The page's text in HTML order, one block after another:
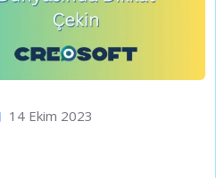
14 Ekim 2023